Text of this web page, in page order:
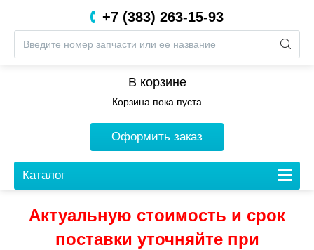
8 (800) 201-05-06
+7 (383) 263-15-93
В корзине
Корзина пока пуста
Оформить заказ
Каталог
Актуальную стоимость и срок
поставки уточняйте при